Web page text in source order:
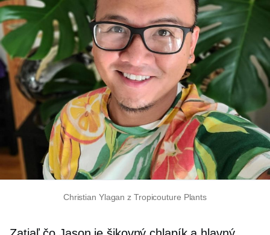
Christian Ylagan z Tropicouture Plants